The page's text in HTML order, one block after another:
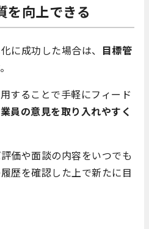
を向上できる
に成功した場合は、 目標管
することで手軽にフィード
員の意見を取り入れやすく
価や面談の内容をいつでも
歴を確認した上で新たに目